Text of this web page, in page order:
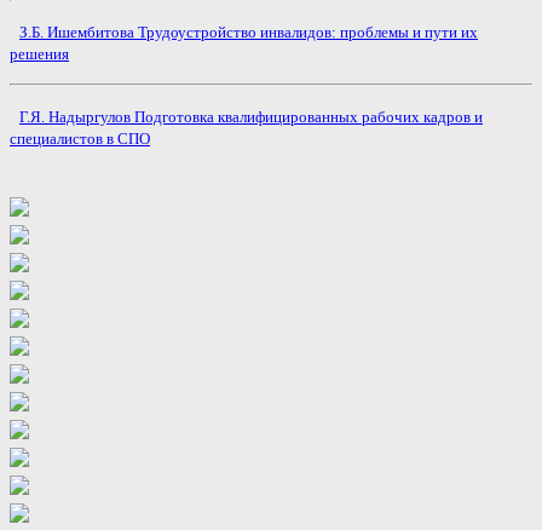
З.Б. Ишембитова Трудоустройство инвалидов: проблемы и пути их
решения
Г.Я. Надыргулов Подготовка квалифицированных рабочих кадров и
специалистов в СПО